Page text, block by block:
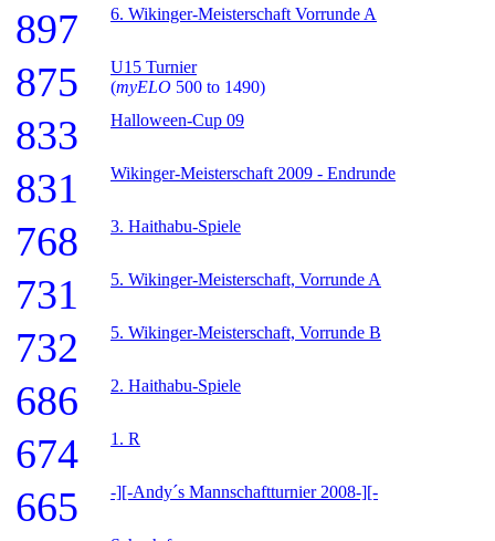
897 6. Wikinger-Meisterschaft Vorrunde A
875
U15 Turnier
(myELO 500 to 1490)
833 Halloween-Cup 09
831 Wikinger-Meisterschaft 2009 - Endrunde
768 3. Haithabu-Spiele
731 5. Wikinger-Meisterschaft, Vorrunde A
732 5. Wikinger-Meisterschaft, Vorrunde B
686 2. Haithabu-Spiele
674 1. R
665 -][-Andy´s Mannschaftturnier 2008-][-